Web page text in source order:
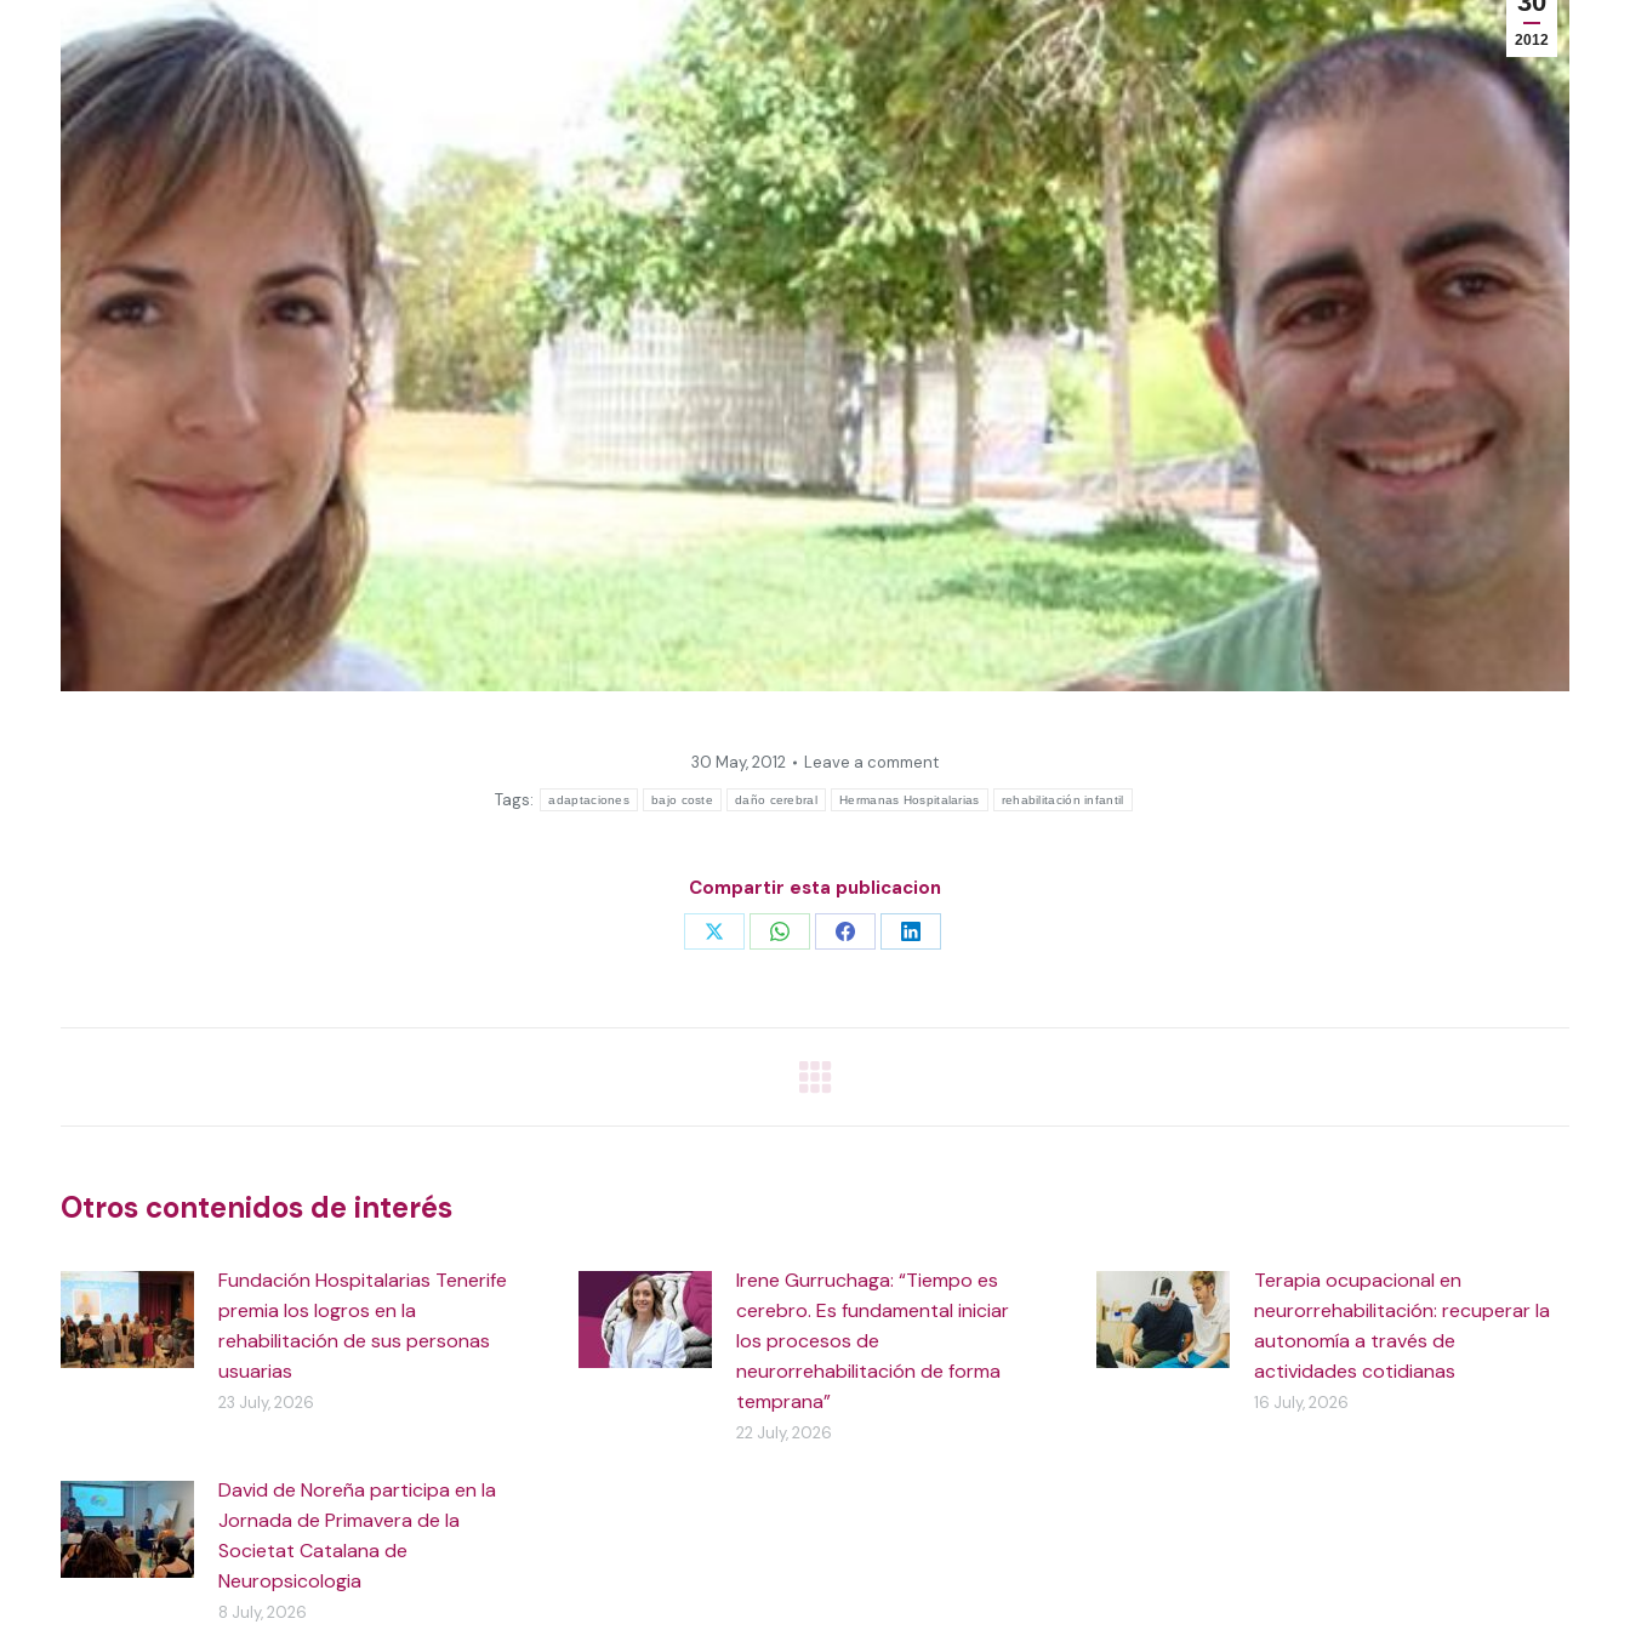
2012
30 May, 2012
Leave a comment
Tags:
adaptaciones bajo coste daño cerebral Hermanas Hospitalarias rehabilitación infantil
Compartir esta publicacion
Share Share Share Share
Otros contenidos de interés
Fundación Hospitalarias Tenerife
premia los logros en la
rehabilitación de sus personas
usuarias
23 July, 2026
Irene Gurruchaga: “Tiempo es
cerebro. Es fundamental iniciar
los procesos de
neurorrehabilitación de forma
temprana”
22 July, 2026
Terapia ocupacional en
neurorrehabilitación: recuperar la
autonomía a través de
actividades cotidianas
16 July, 2026
David de Noreña participa en la
Jornada de Primavera de la
Societat Catalana de
Neuropsicologia
8 July, 2026